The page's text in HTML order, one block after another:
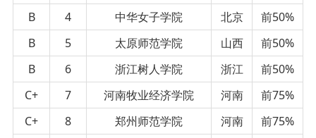
B
4 中华女子学院 北京
前50%
B
5 太原师范学院 山西
前50%
B
6 浙江树人学院 浙江
前50%
C+
7 河南牧业经济学院 河南
前75%
C+
8 郑州师范学院 河南
前75%